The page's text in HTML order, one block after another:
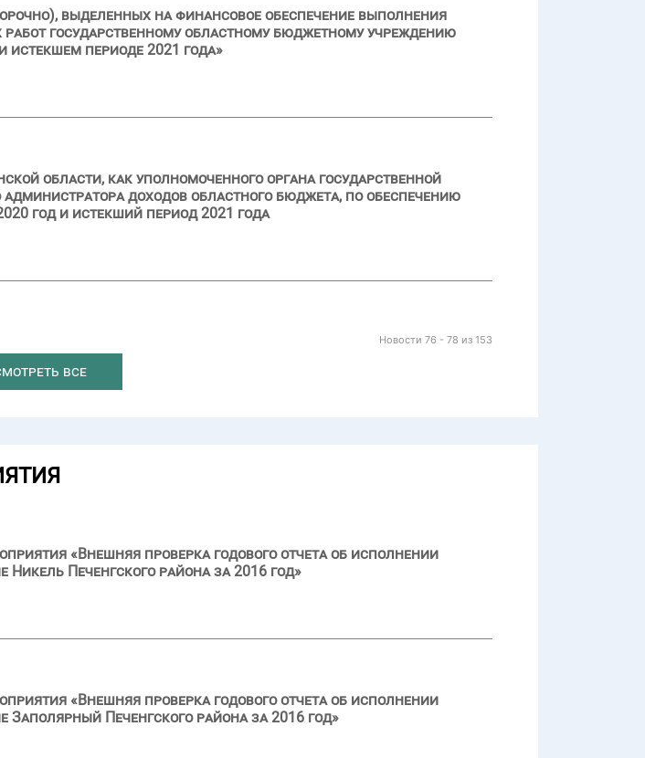
выделенных на финансовое обеспечение выполнения
государственному областному бюджетному учреждению
истекшем периоде 2021 года»
области, как уполномоченного органа государственной
доходов областного бюджета, по обеспечению
год и истекший период 2021 года
Новости 76 - 78 из 153
все
«Внешняя проверка годового отчета об исполнении
Печенгского района за 2016 год»
«Внешняя проверка годового отчета об исполнении
Печенгского района за 2016 год»